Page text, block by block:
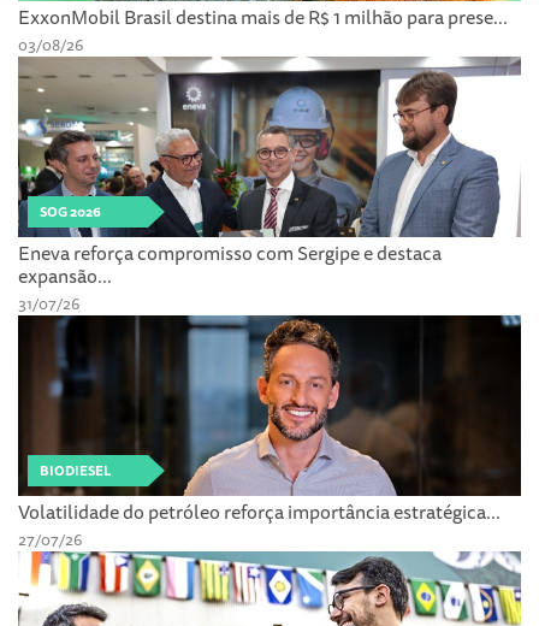
ExxonMobil Brasil destina mais de R$ 1 milhão para prese...
03/08/26
SOG 2026
Eneva reforça compromisso com Sergipe e destaca
expansão...
31/07/26
BIODIESEL
Volatilidade do petróleo reforça importância estratégica...
27/07/26